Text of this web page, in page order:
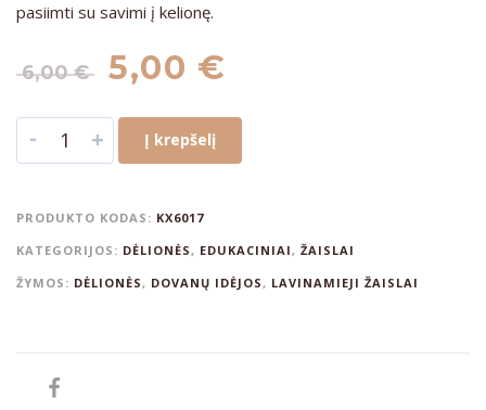
pasiimti su savimi į kelionę.
6,00€ 5,00 €
- + Į krepšelį
PRODUKTO KODAS: KX6017
KATEGORIJOS: DĖLIONĖS, EDUKACINIAI, ŽAISLAI
ŽYMOS: DĖLIONĖS, DOVANŲ IDĖJOS, LAVINAMIEJI ŽAISLAI